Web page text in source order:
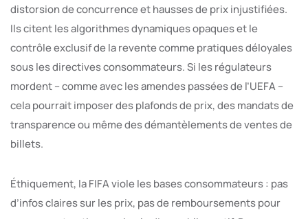
distorsion de concurrence et hausses de prix injustifiées.
Ils citent les algorithmes dynamiques opaques et le
contrôle exclusif de la revente comme pratiques déloyales
sous les directives consommateurs. Si les régulateurs
mordent – comme avec les amendes passées de l’UEFA –
cela pourrait imposer des plafonds de prix, des mandats de
transparence ou même des démantèlements de ventes de
billets.
Éthiquement, la FIFA viole les bases consommateurs : pas
d’infos claires sur les prix, pas de remboursements pour